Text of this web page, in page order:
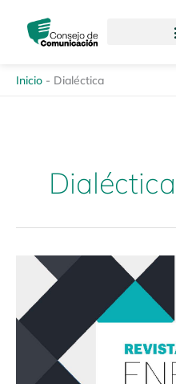
contenido
Inicio - Dialéctica
Dialéctica
Revista
Enfoques
la
Comunicación
«Amenazas